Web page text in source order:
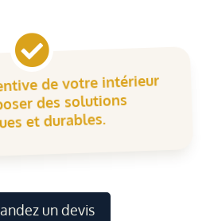

de votre intérieur
des solutions
et durables.
un devis